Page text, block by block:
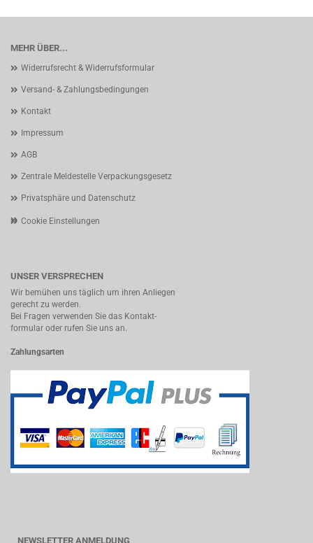
MEHR ÜBER...
Widerrufsrecht & Widerrufsformular
Versand- & Zahlungsbedingungen
Kontakt
Impressum
AGB
Zentrale Meldestelle Verpackungsgesetz
Privatsphäre und Datenschutz
Cookie Einstellungen
UNSER VERSPRECHEN
Wir bemühen uns täglich um ihren Anliegen
gerecht zu werden.
Bei Fragen verwenden Sie das Kontakt-
formular oder rufen Sie uns an.
Zahlungsarten
NEWSLETTER ANMELDUNG